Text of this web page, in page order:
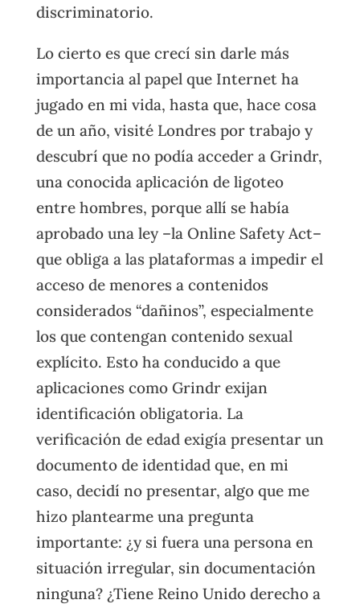
discriminatorio.
Lo cierto es que crecí sin darle más
importancia al papel que Internet ha
jugado en mi vida, hasta que, hace cosa
de un año, visité Londres por trabajo y
descubrí que no podía acceder a Grindr,
una conocida aplicación de ligoteo
entre hombres, porque allí se había
aprobado una ley –la Online Safety Act–
que obliga a las plataformas a impedir el
acceso de menores a contenidos
considerados “dañinos”, especialmente
los que contengan contenido sexual
explícito. Esto ha conducido a que
aplicaciones como Grindr exijan
identificación obligatoria. La
verificación de edad exigía presentar un
documento de identidad que, en mi
caso, decidí no presentar, algo que me
hizo plantearme una pregunta
importante: ¿y si fuera una persona en
situación irregular, sin documentación
ninguna? ¿Tiene Reino Unido derecho a